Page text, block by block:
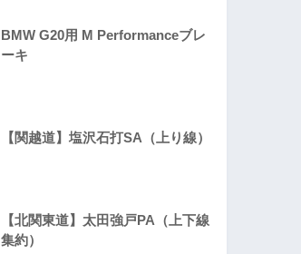
BMW G20用 M Performanceブレ
ーキ
【関越道】塩沢石打SA（上り線）
【北関東道】太田強戸PA（上下線
集約）